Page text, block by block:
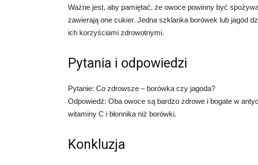
Ważne jest, aby pamiętać, że owoce powinny być
zawierają one cukier. Jedna szklanka borówek lub jagód
ich korzyściami zdrowotnymi.
Pytania i odpowiedzi
Pytanie: Co zdrowsze – borówka czy jagoda?
Odpowiedź: Oba owoce są bardzo zdrowe i bogate w
witaminy C i błonnika niż borówki.
Konkluzja